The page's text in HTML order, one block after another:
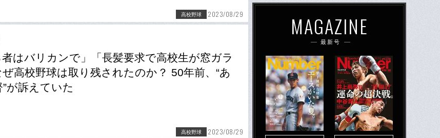
高校野球 2023/08/29
者はバリカンで」「長髪要求で高校生が窓ガラ
高校野球は取り残されたのか？ 50年前、“あ
が訴えていた
高校野球 2023/08/29
MAGAZINE
最新号